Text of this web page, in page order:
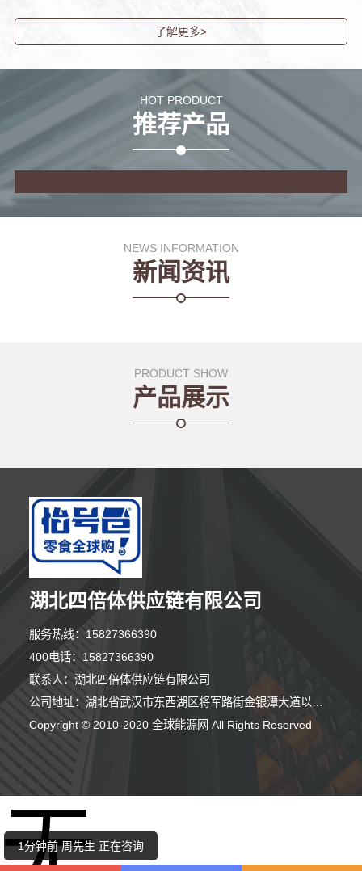
了解更多>
HOT PRODUCT
推荐产品
NEWS INFORMATION
新闻资讯
PRODUCT SHOW
产品展示
湖北四倍体供应链有限公司
服务热线：15827366390
400电话：15827366390
联系人：湖北四倍体供应链有限公司
Copyright © 2010-2020 全球能源网 All Rights Reserved
4分钟前 吴小姐 正在咨询
1分钟前 周先生 正在咨询